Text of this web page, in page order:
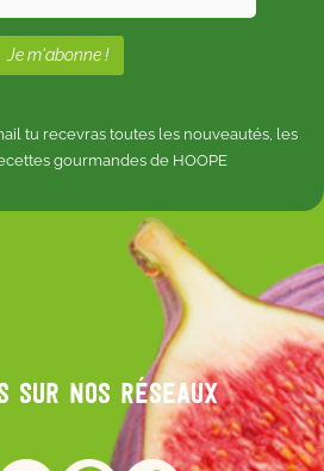
tu recevras toutes les nouveautés, les
gourmandes de HOOPE
sur nos réseaux